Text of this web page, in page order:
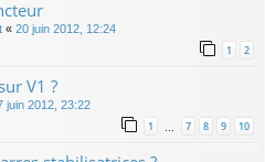
« 20 juin 2012, 12:24
1 2
V1 ?
juin 2012, 23:22
1 … 7 8 9 10